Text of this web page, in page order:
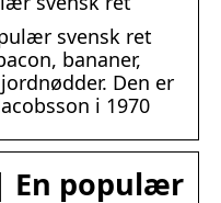
svensk ret
bananer,
Den er
i 1970
En populær